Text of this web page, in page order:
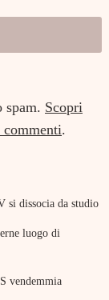
spam. Scopri
.
si dissocia da studio
luogo di
vendemmia